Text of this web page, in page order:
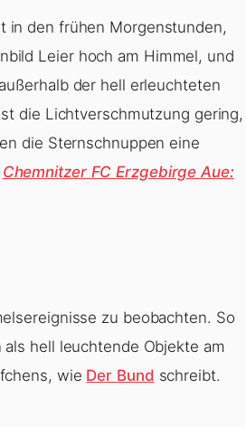
in den frühen Morgenstunden,
Leier hoch am Himmel, und
der hell erleuchteten
die Lichtverschmutzung gering,
die Sternschnuppen eine
Chemnitzer FC Erzgebirge Aue:
zu beobachten. So
hell leuchtende Objekte am
wie Der Bund schreibt.